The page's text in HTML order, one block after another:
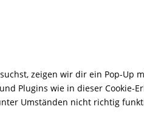
zeigen wir dir ein Pop-Up
Plugins wie in dieser
Umständen nicht richtig